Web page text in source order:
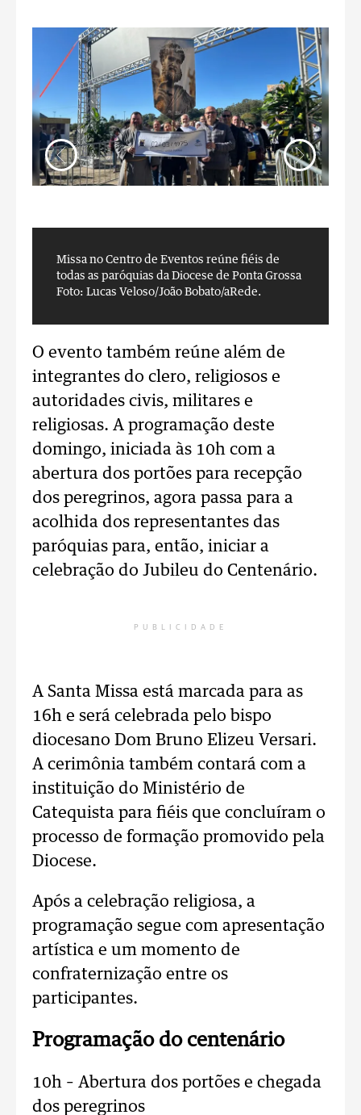
Missa no Centro de Eventos reúne fiéis de
todas as paróquias da Diocese de Ponta Grossa
Foto: Lucas Veloso/João Bobato/aRede.
O evento também reúne além de
integrantes do clero, religiosos e
autoridades civis, militares e
religiosas. A programação deste
domingo, iniciada às 10h com a
abertura dos portões para recepção
dos peregrinos, agora passa para a
acolhida dos representantes das
paróquias para, então, iniciar a
celebração do Jubileu do Centenário.
PUBLICIDADE
A Santa Missa está marcada para as
16h e será celebrada pelo bispo
diocesano Dom Bruno Elizeu Versari.
A cerimônia também contará com a
instituição do Ministério de
Catequista para fiéis que concluíram o
processo de formação promovido pela
Diocese.
Após a celebração religiosa, a
programação segue com apresentação
artística e um momento de
confraternização entre os
participantes.
Programação do centenário
10h – Abertura dos portões e chegada
dos peregrinos